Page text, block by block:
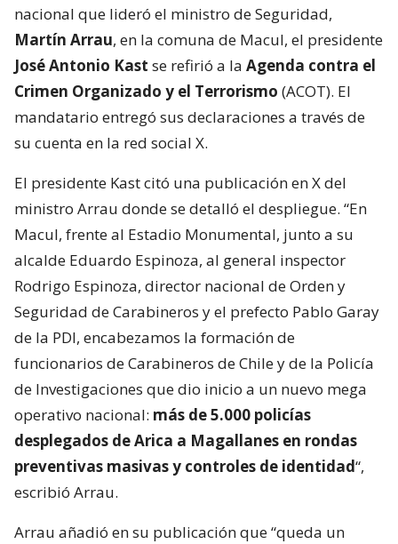
nacional que lideró el ministro de Seguridad,
Martín Arrau, en la comuna de Macul, el presidente
José Antonio Kast se refirió a la Agenda contra el
Crimen Organizado y el Terrorismo (ACOT). El
mandatario entregó sus declaraciones a través de
su cuenta en la red social X.
El presidente Kast citó una publicación en X del
ministro Arrau donde se detalló el despliegue. “En
Macul, frente al Estadio Monumental, junto a su
alcalde Eduardo Espinoza, al general inspector
Rodrigo Espinoza, director nacional de Orden y
Seguridad de Carabineros y el prefecto Pablo Garay
de la PDI, encabezamos la formación de
funcionarios de Carabineros de Chile y de la Policía
de Investigaciones que dio inicio a un nuevo mega
operativo nacional: más de 5.000 policías
desplegados de Arica a Magallanes en rondas
preventivas masivas y controles de identidad“,
escribió Arrau.
Arrau añadió en su publicación que “queda un